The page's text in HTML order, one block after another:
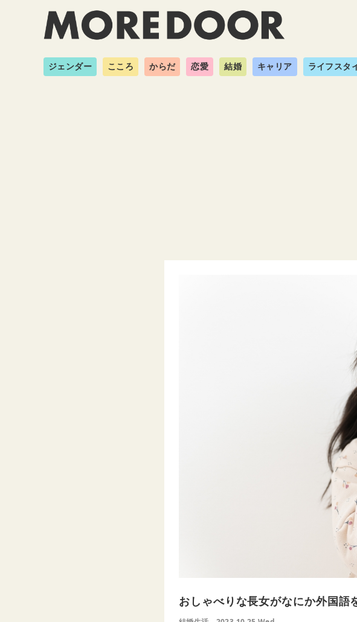
ジェンダー こころ からだ 恋愛 結婚 キャリア ライフスタ
おしゃべりな長女がなにか外国語